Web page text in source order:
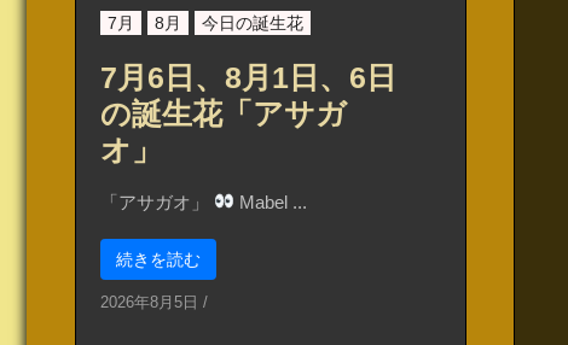
7月 8月 今日の誕生花
7月6日、8月1日、6日
の誕生花「アサガ
オ」
「アサガオ」 Mabel ...
続きを読む
2026年8月5日 /